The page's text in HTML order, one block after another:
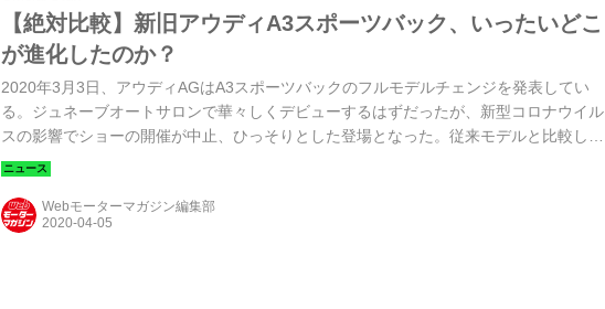
【絶対比較】新旧アウディA3スポーツバック、いったいどこ
が進化したのか？
2020年3月3日、アウディAGはA3スポーツバックのフルモデルチェンジを発表してい
る。ジュネーブオートサロンで華々しくデビューするはずだったが、新型コロナウイル
スの影響でショーの開催が中止、ひっそりとした登場となった。従来モデルと比較しな
がらその内容を見てみよう。（写真は上が新型アウディA3スポーツバック35TFSI、下が
Webモーターマガジン編集部